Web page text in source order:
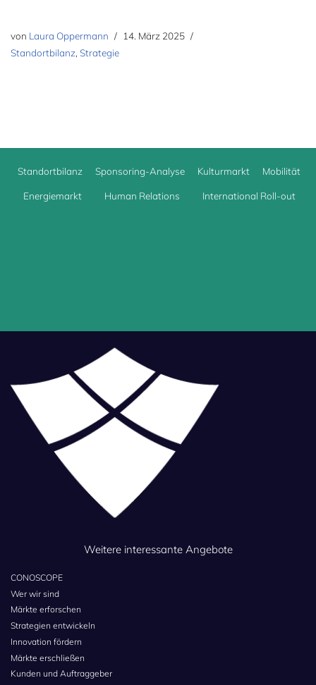
von Laura Oppermann
14. März 2025
Standortbilanz, Strategie
Standortbilanz Sponsoring-Analyse Kulturmarkt Mobilität
Energiemarkt Human Relations International Roll-out
Weitere interessante Angebote
CONOSCOPE
Wer wir sind
Märkte erforschen
Strategien entwickeln
Innovation fördern
Märkte erschließen
Kunden und Auftraggeber